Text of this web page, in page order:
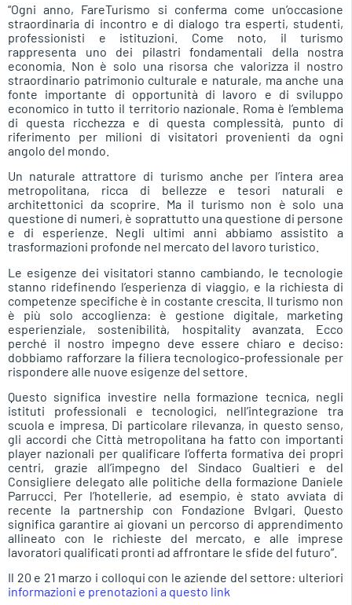
“Ogni anno, FareTurismo si conferma come un’occasione
straordinaria di incontro e di dialogo tra esperti, studenti,
professionisti e istituzioni. Come noto, il turismo
rappresenta uno dei pilastri fondamentali della nostra
economia. Non è solo una risorsa che valorizza il nostro
straordinario patrimonio culturale e naturale, ma anche una
fonte importante di opportunità di lavoro e di sviluppo
economico in tutto il territorio nazionale. Roma è l’emblema
di questa ricchezza e di questa complessità, punto di
riferimento per milioni di visitatori provenienti da ogni
angolo del mondo.
Un naturale attrattore di turismo anche per l’intera area
metropolitana, ricca di bellezze e tesori naturali e
architettonici da scoprire. Ma il turismo non è solo una
questione di numeri, è soprattutto una questione di persone
e di esperienze. Negli ultimi anni abbiamo assistito a
trasformazioni profonde nel mercato del lavoro turistico.
Le esigenze dei visitatori stanno cambiando, le tecnologie
stanno ridefinendo l’esperienza di viaggio, e la richiesta di
competenze specifiche è in costante crescita. Il turismo non
è più solo accoglienza: è gestione digitale, marketing
esperienziale, sostenibilità, hospitality avanzata. Ecco
perché il nostro impegno deve essere chiaro e deciso:
dobbiamo rafforzare la filiera tecnologico-professionale per
rispondere alle nuove esigenze del settore.
Questo significa investire nella formazione tecnica, negli
istituti professionali e tecnologici, nell’integrazione tra
scuola e impresa. Di particolare rilevanza, in questo senso,
gli accordi che Città metropolitana ha fatto con importanti
player nazionali per qualificare l’offerta formativa dei propri
centri, grazie all’impegno del Sindaco Gualtieri e del
Consigliere delegato alle politiche della formazione Daniele
Parrucci. Per l’hotellerie, ad esempio, è stato avviata di
recente la partnership con Fondazione Bvlgari. Questo
significa garantire ai giovani un percorso di apprendimento
allineato con le richieste del mercato, e alle imprese
lavoratori qualificati pronti ad affrontare le sfide del futuro”.
Il 20 e 21 marzo i colloqui con le aziende del settore: ulteriori
informazioni e prenotazioni a questo link